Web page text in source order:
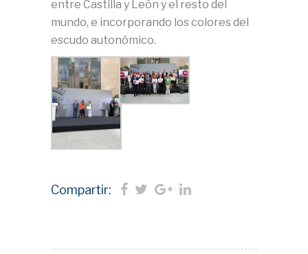
entre Castilla y León y el resto del
mundo, e incorporando los colores del
escudo autonómico.
Compartir: